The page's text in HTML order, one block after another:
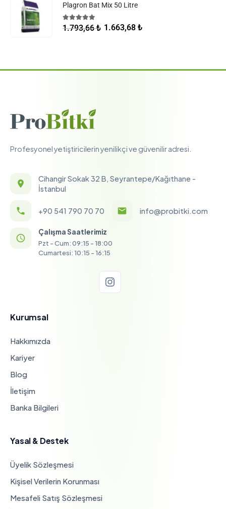
Plagron Bat Mix 50 Litre
5.005 üzerinden
1.793,66₺ 1.663,68 ₺
Profesyonel yetiştiricilerin yenilikçi ve güvenilir adresi.
Cihangir Sokak 32 B, Seyrantepe/Kağıthane -
İstanbul
+90 541 790 70 70 info@probitki.com
Çalışma Saatlerimiz
Pzt - Cum: 09:15 - 18:00
Cumartesi: 10:15 - 16:15
Kurumsal
Hakkımızda
Kariyer
Blog
İletişim
Banka Bilgileri
Yasal & Destek
Üyelik Sözleşmesi
Kişisel Verilerin Korunması
Mesafeli Satış Sözleşmesi